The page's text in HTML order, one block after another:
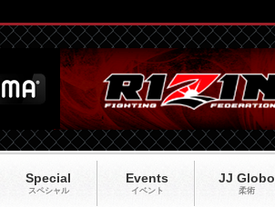
Special
スペシャル
Events
イベント
JJ Globo
柔術